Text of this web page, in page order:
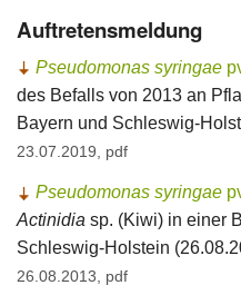
Auftretensmeldung
Pseudomonas syringae
des Befalls von 2013 an
Bayern und Schleswig-
23.07.2019, pdf
Pseudomonas syringae
Actinidia sp. (Kiwi) in einer
Schleswig-Holstein
26.08.2013, pdf